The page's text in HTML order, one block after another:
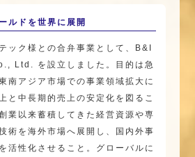
ルドを世界に展開
ック様との合弁事業として、B&I
Ltd. を設立しました。目的は急
南アジア市場での事業領域拡大に
と中長期的売上の安定化を図るこ
業以来蓄積してきた経営資源や専
術を海外市場へ展開し、国内外事
活性化させること。グローバルに